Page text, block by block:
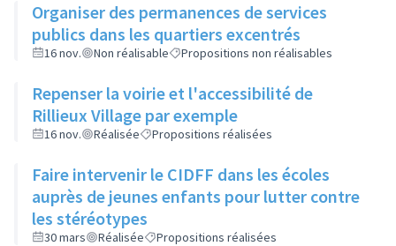
Organiser des permanences de services
publics dans les quartiers excentrés
16 nov. Non réalisable Propositions non réalisables
Repenser la voirie et l'accessibilité de
Rillieux Village par exemple
16 nov. Réalisée Propositions réalisées
Faire intervenir le CIDFF dans les écoles
auprès de jeunes enfants pour lutter contre
les stéréotypes
30 mars Réalisée Propositions réalisées